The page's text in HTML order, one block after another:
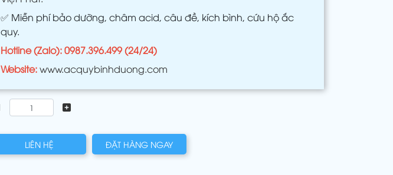
✅ Miễn phí bảo dưỡng, châm acid, câu đề, kích bình, cứu hộ ắc
quy.
Hotline (Zalo): 0987.396.499 (24/24)
Website:www.acquybinhduong.com
LIÊN HỆ ĐẶT HÀNG NGAY